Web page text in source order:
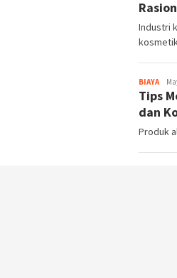
Industri
BIAYA
Tips
dan
Produk